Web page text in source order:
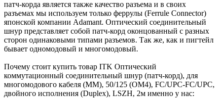
патч-корда является также качество разъема и в своих
разъемах мы используем только феррулы (Ferrule Connector)
японской компании Adamant. Оптический соединительный
шнур представляет собой патч-корд оконцованный с разных
сторон одинаковыми типами разъемов. Так же, как и пигтейл
бывает одномодовый и многомодовый.
Почему стоит купить товар ITK Оптический
коммутационный соединительный шнур (патч-корд), для
многомодового кабеля (MM), 50/125 (OM4), FC/UPC-FC/UPC,
двойного исполнения (Duplex), LSZH, 2м именно у нас: